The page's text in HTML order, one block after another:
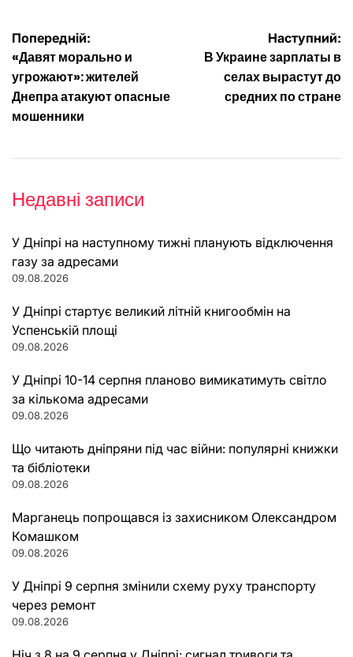
Навігація
записів
Попередній:
«Давят морально и
угрожают»: жителей
Днепра атакуют опасные
мошенники
Наступний:
В Украине зарплаты в
селах вырастут до
средних по стране
Недавні записи
У Дніпрі на наступному тижні планують відключення
газу за адресами
09.08.2026
У Дніпрі стартує великий літній книгообмін на
Успенській площі
09.08.2026
У Дніпрі 10-14 серпня планово вимикатимуть світло
за кількома адресами
09.08.2026
Що читають дніпряни під час війни: популярні книжки
та бібліотеки
09.08.2026
Марганець попрощався із захисником Олександром
Комашком
09.08.2026
У Дніпрі 9 серпня змінили схему руху транспорту
через ремонт
09.08.2026